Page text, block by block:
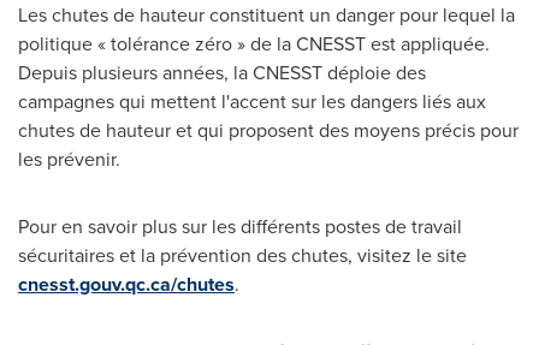
Les chutes de hauteur constituent un danger pour lequel la
politique « tolérance zéro » de la CNESST est appliquée.
Depuis plusieurs années, la CNESST déploie des
campagnes qui mettent l'accent sur les dangers liés aux
chutes de hauteur et qui proposent des moyens précis pour
les prévenir.
Pour en savoir plus sur les différents postes de travail
sécuritaires et la prévention des chutes, visitez le site
cnesst.gouv.qc.ca/chutes.